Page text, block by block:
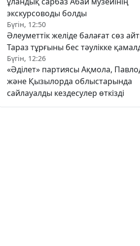
экскурсоводы болды
Бүгін, 12:50
Әлеуметтік желіде балағат сөз
Тараз тұрғыны бес тәулікке
Бүгін, 12:26
«Әділет» партиясы Ақмола,
және Қызылорда облыстарында
сайлауалды кездесулер өткізді